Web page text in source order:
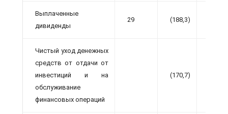
Выплаченные
дивиденды
29 (188,3)
Чистый уход денежных
средств от отдачи от
инвестиций и на
обслуживание
финансовых операций
(170,7)